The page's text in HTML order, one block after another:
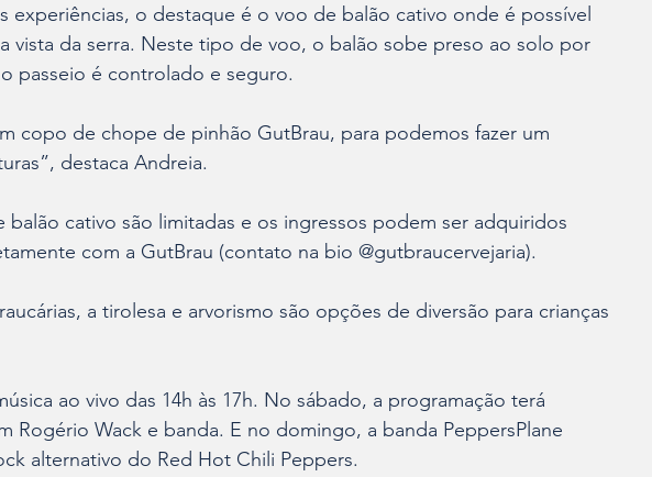
experiências, o destaque é o voo de balão cativo onde é possível
vista da serra. Neste tipo de voo, o balão sobe preso ao solo por
passeio é controlado e seguro.
copo de chope de pinhão GutBrau, para podemos fazer um
destaca Andreia.
balão cativo são limitadas e os ingressos podem ser adquiridos
com a GutBrau (contato na bio @gutbraucervejaria).
a tirolesa e arvorismo são opções de diversão para crianças
ao vivo das 14h às 17h. No sábado, a programação terá
Rogério Wack e banda. E no domingo, a banda PeppersPlane
alternativo do Red Hot Chili Peppers.